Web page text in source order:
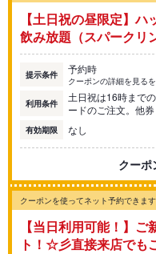
【土日祝の昼限定】
飲み放題（スパークリ
提示条件 予約時
クーポンの詳細を見る
利用条件
土日祝は16時まで
ードのご注文。他券
有効期限 なし
クーポ
クーポンを使ってネット予約できます
【当日利用可能！】
ト！☆彡直接来店で